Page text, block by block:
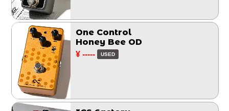
One Control
Honey Bee OD
¥ ----- USED